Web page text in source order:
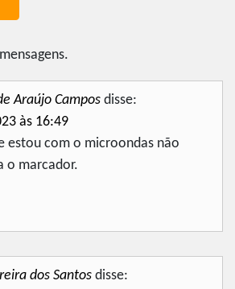
Araújo Campos disse:
às 16:49
estou com o microondas não
o marcador.
dos Santos disse: